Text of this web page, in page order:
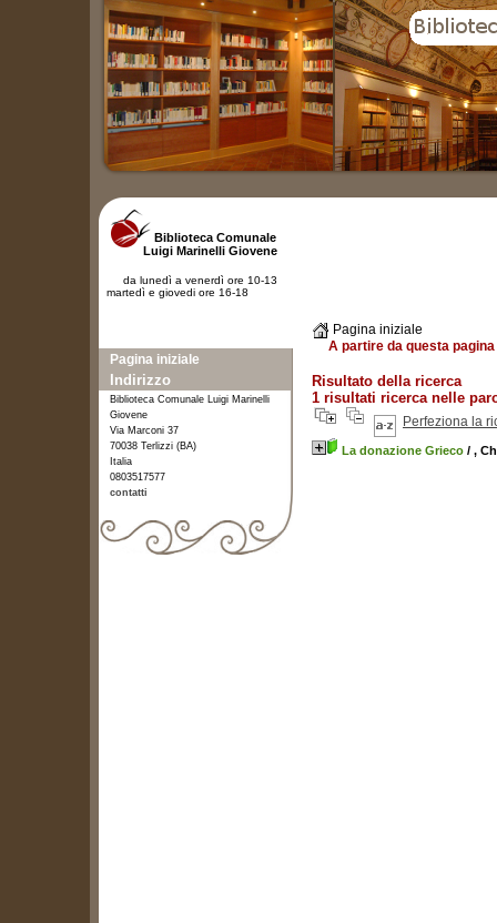
Pagina iniziale
A partire da questa
Risultato della ricerca
1 risultati ricerca nelle
Perfeziona la
La donazione Grieco / ,
Biblioteca Comunale
Luigi Marinelli Giovene
da lunedì a venerdì ore 10-13
martedì e giovedi ore 16-18
Pagina iniziale
Indirizzo
Biblioteca Comunale Luigi Marinelli
Giovene
Via Marconi 37
70038 Terlizzi (BA)
Italia
0803517577
contatti